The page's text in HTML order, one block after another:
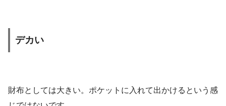
デカい
財布としては大きい。ポケットに入れて出かけるという感